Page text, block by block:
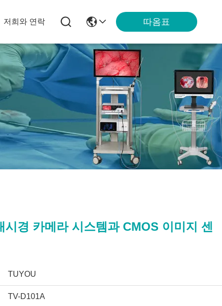
저희와 연락 따옴표
시경 카메라 시스템과 CMOS 이미지 센
TUYOU
TV-D101A